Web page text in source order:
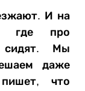
И на
где про
Мы
даже
что